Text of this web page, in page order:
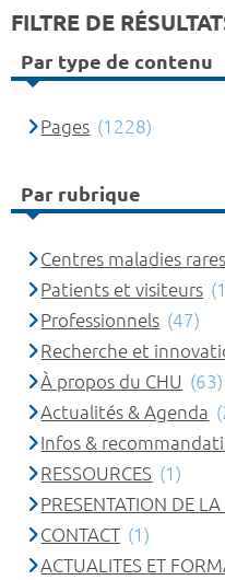
FILTRE DE
Par type de contenu
Pages (1228)
Par rubrique
Centres maladies
Patients et visiteurs
Professionnels (47)
Recherche et
À propos du CHU (63)
Actualités & Agenda
Infos &
RESSOURCES (1)
PRESENTATION DE
CONTACT (1)
ACTUALITES ET